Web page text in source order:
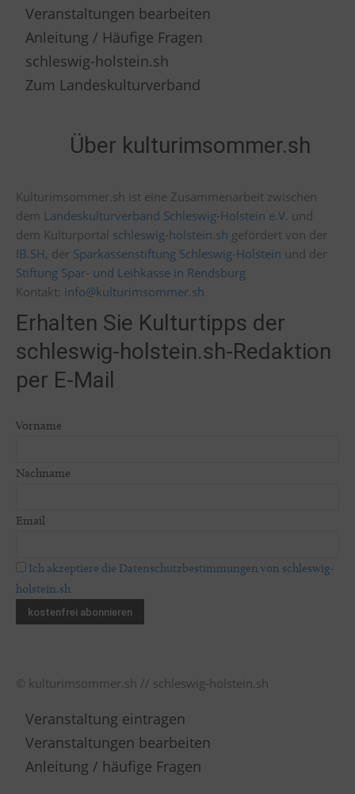
Veranstaltungen bearbeiten
Anleitung / Häufige Fragen
schleswig-holstein.sh
Zum Landeskulturverband
Über kulturimsommer.sh
Kulturimsommer.sh ist eine Zusammenarbeit zwischen
dem Landeskulturverband Schleswig-Holstein e.V. und
dem Kulturportal schleswig-holstein.sh gefördert von der
IB.SH, der Sparkassenstiftung Schleswig-Holstein und der
Stiftung Spar- und Leihkasse in Rendsburg
Kontakt: info@kulturimsommer.sh
Erhalten Sie Kulturtipps der
schleswig-holstein.sh-Redaktion
per E-Mail
Vorname
Nachname
Email
Ich akzeptiere die Datenschutzbestimmungen von schleswig-
holstein.sh
© kulturimsommer.sh // schleswig-holstein.sh
Veranstaltung eintragen
Veranstaltungen bearbeiten
Anleitung / häufige Fragen